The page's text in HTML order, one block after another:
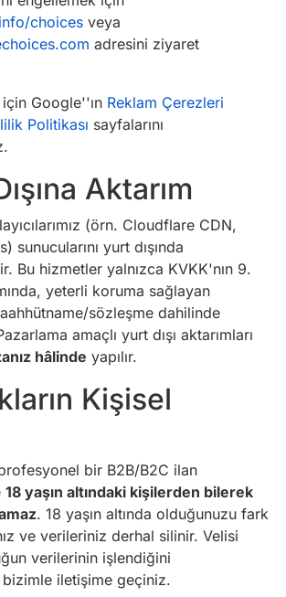
choices veya
adresini ziyaret
Google''ın Reklam Çerezleri
Politikası sayfalarını
Aktarım
(örn. Cloudflare CDN,
sunucularını yurt dışında
Bu hizmetler yalnızca KVKK'nın 9.
yeterli koruma sağlayan
sözleşme dahilinde
amaçlı yurt dışı aktarımları
hâlinde yapılır.
Kişisel
bir B2B/B2C ilan
18 yaşın altındaki kişilerden bilerek
. 18 yaşın altında olduğunuzu fark
ve verileriniz derhal silinir. Velisi
verilerinin işlendiğini
bizimle iletişime geçiniz.